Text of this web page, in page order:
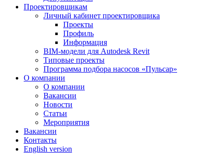
Проектировщикам
Личный кабинет проектировщика
Проекты
Профиль
Информация
BIM-модели для Autodesk Revit
Типовые проекты
Программа подбора насосов «Пульсар»
О компании
О компании
Вакансии
Новости
Статьи
Мероприятия
Вакансии
Контакты
English version